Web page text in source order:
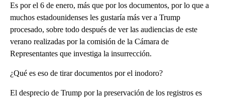
Es por el 6 de enero, más que por los documentos, por lo que a
muchos estadounidenses les gustaría más ver a Trump
procesado, sobre todo después de ver las audiencias de este
verano realizadas por la comisión de la Cámara de
Representantes que investiga la insurrección.
¿Qué es eso de tirar documentos por el inodoro?
El desprecio de Trump por la preservación de los registros es